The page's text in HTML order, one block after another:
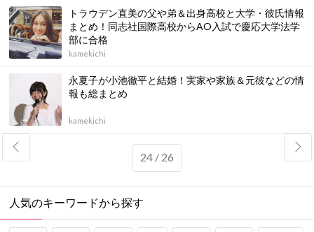
トラウデン直美の父や弟＆出身高校と大学・彼氏情報
まとめ！同志社国際高校からAO入試で慶応大学法学
部に合格
kamekichi
永夏子が小池徹平と結婚！実家や家族＆元彼などの情
報も総まとめ
kamekichi
24 / 26
人気のキーワードから探す